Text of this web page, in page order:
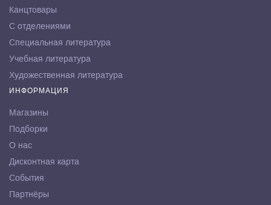
Канцтовары
С отделениями
Специальная литература
Учебная литература
Художественная литература
ИНФОРМАЦИЯ
Магазины
Подборки
О нас
Дисконтная карта
События
Партнёры